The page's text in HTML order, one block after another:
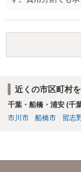
近くの市区町村
千葉・船橋・浦安 (千
市川市
船橋市 習志